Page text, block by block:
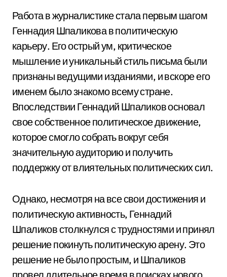
Работа в журналистике стала первым шагом
Геннадия Шпаликова в политическую
карьеру. Его острый ум, критическое
мышление и уникальный стиль письма были
признаны ведущими изданиями, и вскоре его
именем было знакомо всему стране.
Впоследствии Геннадий Шпаликов основал
свое собственное политическое движение,
которое смогло собрать вокруг себя
значительную аудиторию и получить
поддержку от влиятельных политических сил.
Однако, несмотря на все свои достижения и
политическую активность, Геннадий
Шпаликов столкнулся с трудностями и принял
решение покинуть политическую арену. Это
решение не было простым, и Шпаликов